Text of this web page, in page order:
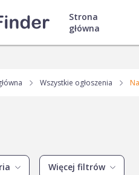
Strona
główna
Wszystkie ogłoszenia
Więcej filtrów